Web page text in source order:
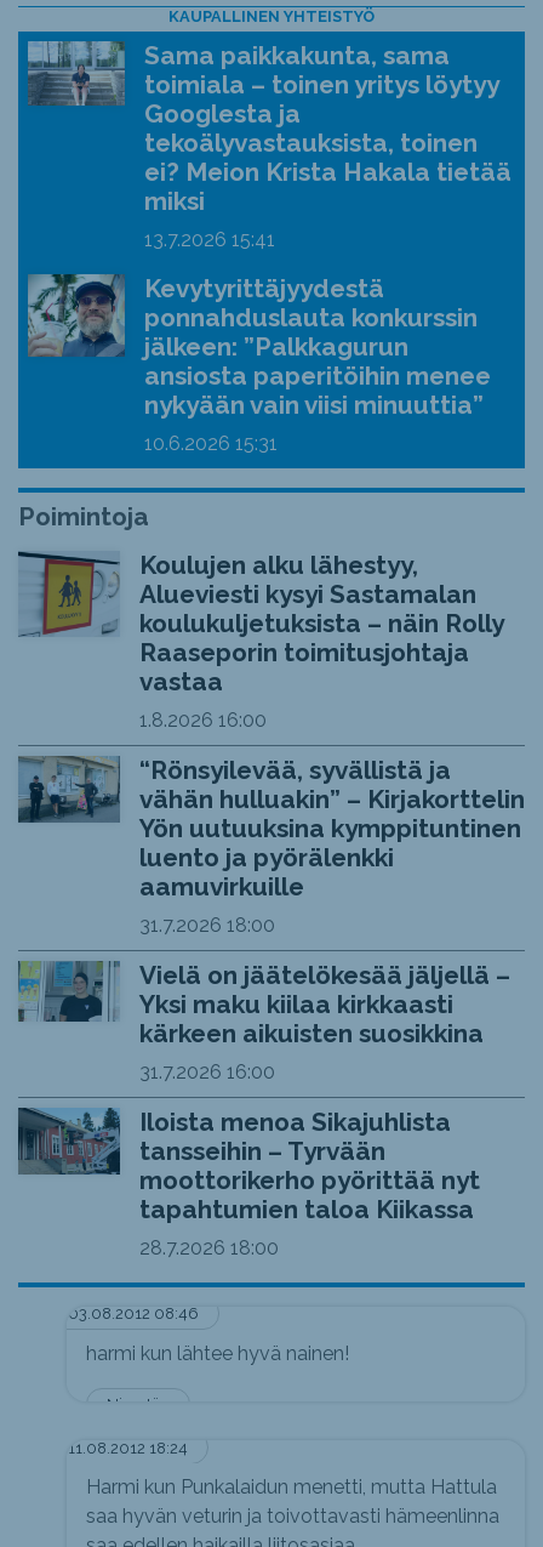
KAUPALLINEN YHTEISTYÖ
Sama paikkakunta, sama
toimiala – toinen yritys löytyy
Googlesta ja
tekoälyvastauksista, toinen
ei? Meion Krista Hakala tietää
miksi
13.7.2026 15:41
Kevytyrittäjyydestä
ponnahduslauta konkurssin
jälkeen: ”Palkkagurun
ansiosta paperitöihin menee
nykyään vain viisi minuuttia”
10.6.2026 15:31
Poimintoja
Koulujen alku lähestyy,
Alueviesti kysyi Sastamalan
koulukuljetuksista – näin Rolly
Raaseporin toimitusjohtaja
vastaa
1.8.2026 16:00
“Rönsyilevää, syvällistä ja
vähän hulluakin” – Kirjakorttelin
Yön uutuuksina kymppituntinen
luento ja pyörälenkki
aamuvirkuille
31.7.2026 18:00
Vielä on jäätelökesää jäljellä –
Yksi maku kiilaa kirkkaasti
kärkeen aikuisten suosikkina
31.7.2026 16:00
Iloista menoa Sikajuhlista
tansseihin – Tyrvään
moottorikerho pyörittää nyt
tapahtumien taloa Kiikassa
28.7.2026 18:00
03.08.2012 08:46
Nimetön
harmi kun lähtee hyvä nainen!
11.08.2012 18:24
Harmi kun Punkalaidun menetti, mutta Hattula
saa hyvän veturin ja toivottavasti hämeenlinna